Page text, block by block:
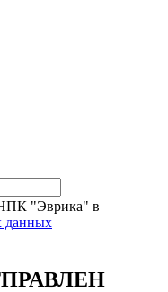
"Эврика" в
данных